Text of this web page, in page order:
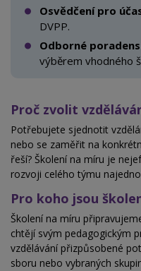
Osvědčení pro
DVPP.
Odborné
výběrem vhodného
Proč zvolit
Potřebujete sjednotit
nebo se zaměřit na
řeší? Školení na míru je
rozvoji celého týmu
Pro koho jsou
Školení na míru
chtějí svým pedagogickým
vzdělávání přizpůsobené
sboru nebo vybraných